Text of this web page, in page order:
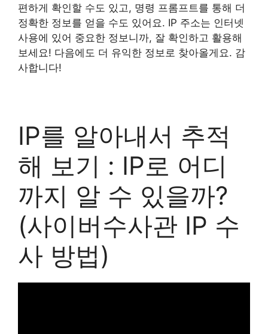
편하게 확인할 수도 있고, 명령 프롬프트를 통해 더
정확한 정보를 얻을 수도 있어요. IP 주소는 인터넷
사용에 있어 중요한 정보니까, 잘 확인하고 활용해
보세요! 다음에도 더 유익한 정보로 찾아올게요. 감
사합니다!
IP를 알아내서 추적
해 보기 : IP로 어디
까지 알 수 있을까?
(사이버수사관 IP 수
사 방법)